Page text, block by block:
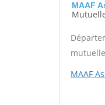
MAAF
MAAF